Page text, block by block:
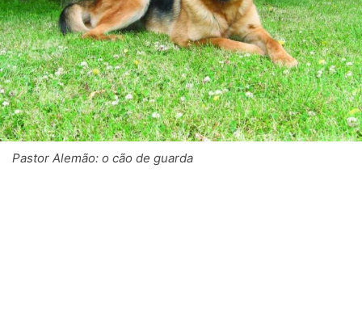
Pastor Alemão: o cão de guarda